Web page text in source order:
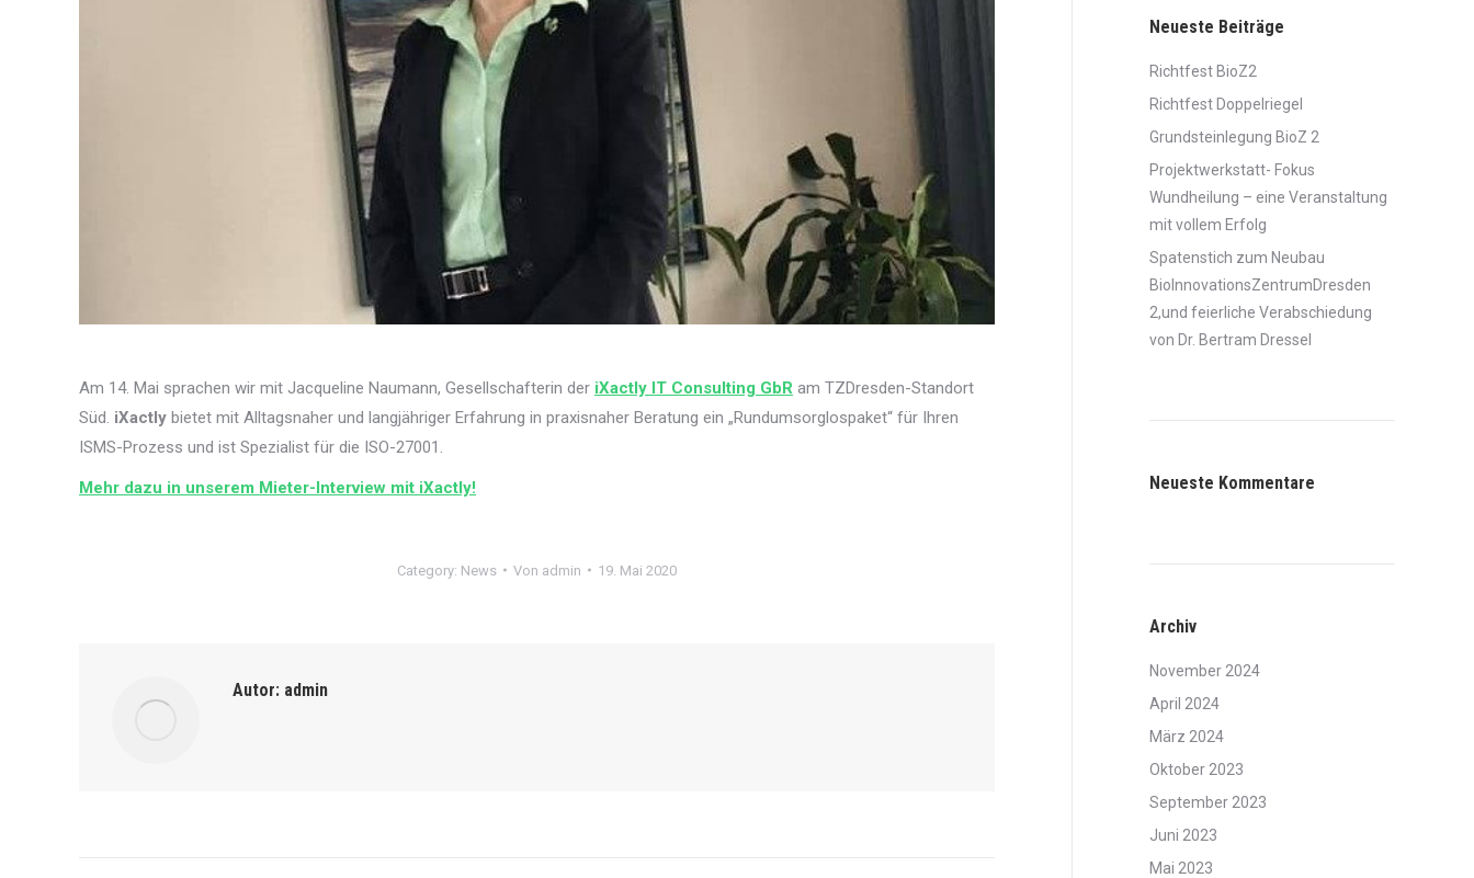
Am 14. Mai sprachen wir mit Jacqueline Naumann, Gesellschafterin der iXactly IT Consulting GbR am TZDresden-Standort
Süd. iXactly bietet mit Alltagsnaher und langjähriger Erfahrung in praxisnaher Beratung ein „Rundumsorglospaket“ für Ihren
ISMS-Prozess und ist Spezialist für die ISO-27001.
Mehr dazu in unserem Mieter-Interview mit iXactly!
Category: News Von admin 19. Mai 2020
Autor: admin
Neueste Beiträge
Richtfest BioZ2
Richtfest Doppelriegel
Grundsteinlegung BioZ 2
Projektwerkstatt- Fokus
Wundheilung – eine Veranstaltung
mit vollem Erfolg
Spatenstich zum Neubau
BioInnovationsZentrumDresden
2,und feierliche Verabschiedung
von Dr. Bertram Dressel
Neueste Kommentare
Archiv
November 2024
April 2024
März 2024
Oktober 2023
September 2023
Juni 2023
Mai 2023